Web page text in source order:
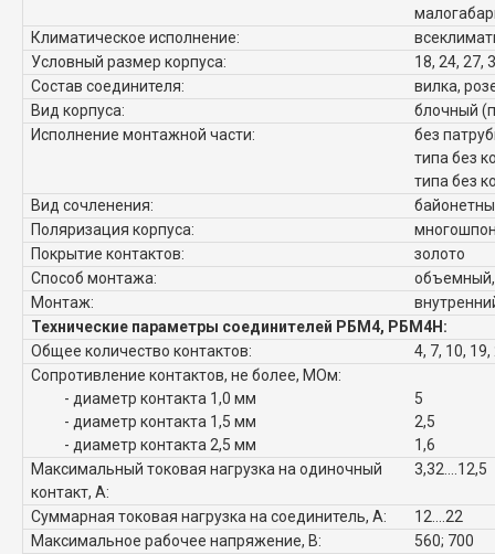
Климатическое исполнение:
Условный размер корпуса:
18, 24, 27,
Состав соединителя:
вилка,
Вид корпуса:
блочный
Исполнение монтажной части:
без
типа без
типа без
Вид сочленения:
Поляризация корпуса:
Покрытие контактов:
золото
Способ монтажа:
Монтаж:
Технические параметры соединителей РБМ4, РБМ4Н:
Общее количество контактов:
4, 7, 10,
Сопротивление контактов, не более, МОм:
- диаметр контакта 1,0 мм
- диаметр контакта 1,5 мм
- диаметр контакта 2,5 мм
5
2,5
1,6
Максимальный токовая нагрузка на одиночный
контакт, А:
3,32....12,5
Суммарная токовая нагрузка на соединитель, А:
12....22
Максимальное рабочее напряжение, В:
560; 700